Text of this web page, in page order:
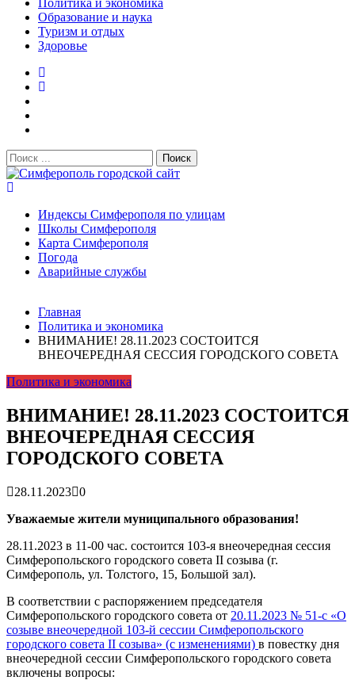
Политика и экономика
Образование и наука
Туризм и отдых
Здоровье
Поиск:
Индексы Симферополя по улицам
Школы Симферополя
Карта Симферополя
Погода
Аварийные службы
После атаки БПЛА на поезд Москва–Симферополь в
Крыму эвакуировали всех пассажиро...08.06.2026
Услуги дератизации в Симферополе и Крыму — цены,
Правительство России выделит Крыму дополнительные
Более 25 тысяч «квадратов» преобразятся в ближайшее
время...26.02.2026
В Симферополе очищают реку Салгир: работы ведутся
от Потёмкинской до Гагарина...05.09.2025
Главная
Политика и экономика
ВНИМАНИЕ! 28.11.2023 СОСТОИТСЯ
ВНЕОЧЕРЕДНАЯ СЕССИЯ ГОРОДСКОГО СОВЕТА
Политика и экономика
ВНИМАНИЕ! 28.11.2023 СОСТОИТСЯ
ВНЕОЧЕРЕДНАЯ СЕССИЯ
ГОРОДСКОГО СОВЕТА
28.11.2023 0
Уважаемые жители муниципального образования!
28.11.2023 в 11-00 час. состоится 103-я внеочередная сессия
Симферопольского городского совета II созыва (г.
Симферополь, ул. Толстого, 15, Большой зал).
В соответствии с распоряжением председателя
Симферопольского городского совета от 20.11.2023 № 51-с «О
созыве внеочередной 103-й сессии Симферопольского
городского совета II созыва» (с изменениями) в повестку дня
внеочередной сессии Симферопольского городского совета
включены вопросы: